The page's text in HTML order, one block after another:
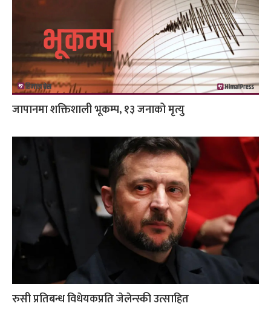
जापानमा शक्तिशाली भूकम्प, १३ जनाको मृत्यु
रुसी प्रतिबन्ध विधेयकप्रति जेलेन्स्की उत्साहित